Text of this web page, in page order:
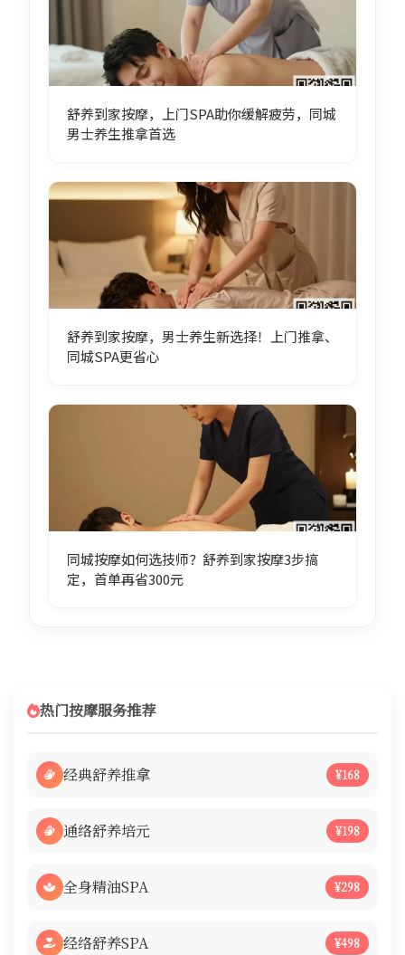
舒养到家按摩，上门SPA助你缓解疲劳，同城
男士养生推拿首选
舒养到家按摩，男士养生新选择！上门推拿、
同城SPA更省心
同城按摩如何选技师？舒养到家按摩3步搞
定，首单再省300元
热门按摩服务推荐
经典舒养推拿 ¥168
通络舒养培元 ¥198
全身精油SPA ¥298
经络舒养SPA ¥498